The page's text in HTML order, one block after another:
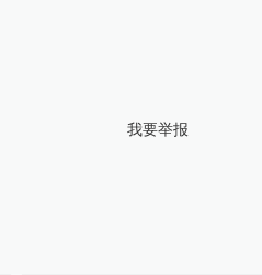
我要举报